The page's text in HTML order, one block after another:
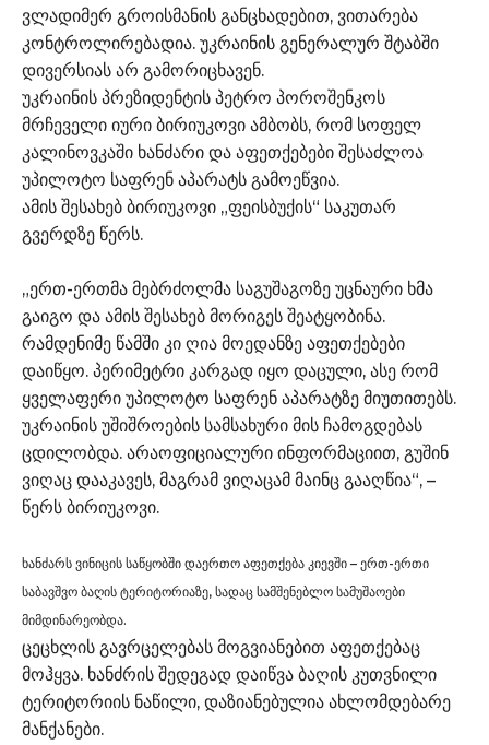
ვლადიმერ გროისმანის განცხადებით, ვითარება
კონტროლირებადია. უკრაინის გენერალურ შტაბში
დივერსიას არ გამორიცხავენ.
უკრაინის პრეზიდენტის პეტრო პოროშენკოს
მრჩეველი იური ბირიუკოვი ამბობს, რომ სოფელ
კალინოვკაში ხანძარი და აფეთქებები შესაძლოა
უპილოტო საფრენ აპარატს გამოეწვია.
ამის შესახებ ბირიუკოვი „ფეისბუქის“ საკუთარ
გვერდზე წერს.
„ერთ-ერთმა მებრძოლმა საგუშაგოზე უცნაური ხმა
გაიგო და ამის შესახებ მორიგეს შეატყობინა.
რამდენიმე წამში კი ღია მოედანზე აფეთქებები
დაიწყო. პერიმეტრი კარგად იყო დაცული, ასე რომ
ყველაფერი უპილოტო საფრენ აპარატზე მიუთითებს.
უკრაინის უშიშროების სამსახური მის ჩამოგდებას
ცდილობდა. არაოფიციალური ინფორმაციით, გუშინ
ვიღაც დააკავეს, მაგრამ ვიღაცამ მაინც გააღწია“, –
წერს ბირიუკოვი.
ხანძარს ვინიცის საწყობში დაერთო აფეთქება კიევში – ერთ-ერთი
საბავშვო ბაღის ტერიტორიაზე, სადაც სამშენებლო სამუშაოები
მიმდინარეობდა.
ცეცხლის გავრცელებას მოგვიანებით აფეთქებაც
მოჰყვა. ხანძრის შედეგად დაიწვა ბაღის კუთვნილი
ტერიტორიის ნაწილი, დაზიანებულია ახლომდებარე
მანქანები.